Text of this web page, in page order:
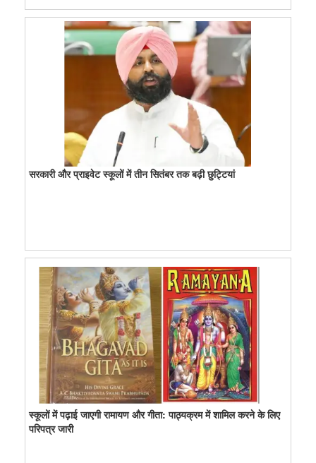
सरकारी और प्राइवेट स्कूलों में तीन सितंबर तक बढ़ी छुट्टियां
स्कूलों में पढ़ाई जाएगी रामायण और गीता: पाठ्यक्रम में शामिल करने के लिए
परिपत्र जारी